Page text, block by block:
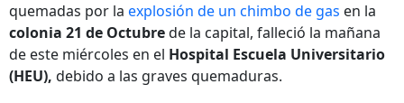
quemadas por la explosión de un chimbo de gas en la
colonia 21 de Octubrede la capital, falleció la mañana
de este miércoles en el Hospital Escuela Universitario
(HEU), debido a las graves quemaduras.